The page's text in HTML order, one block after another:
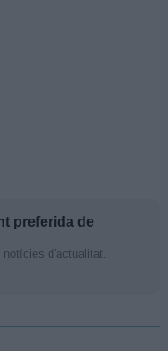
preferida de
d'actualitat.